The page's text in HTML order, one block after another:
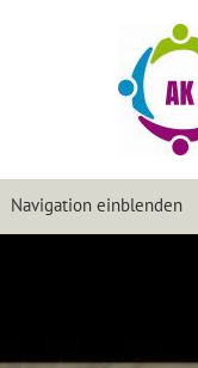
Navigation einblenden